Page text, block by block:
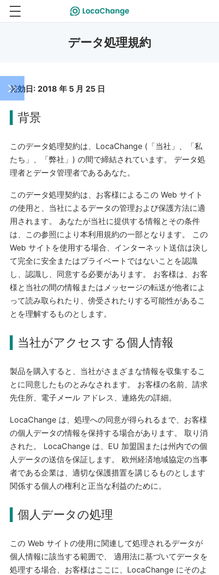
データ処理規約
発効日: 2018 年 5 月 25 日
背景
このデータ処理契約は、LocaChange (「当社」、「私
たち」、「弊社」) の間で締結されています。 データ処
理者とデータ管理者であるあなた。
このデータ処理契約は、お客様によるこの Web サイト
の使用と、当社によるデータの管理および保護方法に適
用されます。 あなたが当社に提供する情報とその条件
は、この参照により本利用規約の一部となります。 この
Web サイトを使用する場合、インターネット送信は決し
て完全に安全またはプライベートではないことを認識
し、認識し、同意する必要があります。 お客様は、お客
様と当社の間の情報またはメッセージの転送が他者によ
って読み取られたり、傍受されたりする可能性があるこ
とを理解するものとします。
当社がアクセスする個人情報
製品を購入すると、当社がさまざまな情報を収集するこ
とに同意したものとみなされます。 お客様の名前、請求
先住所、電子メール アドレス、連絡先の詳細。
LocaChange は、処理への同意が得られるまで、お客様
の個人データの情報を保持する場合があります。 取り消
された。 LocaChange は、EU 加盟国または州内での個
人データの送信を保証します。 欧州経済地域協定の当事
者である企業は、適切な保護措置を講じるものとします
関係する個人の権利と正当な利益のために。
個人データの処理
この Web サイトの使用に関連して処理されるデータが
個人情報に該当する範囲で、 適用法に基づいてデータを
処理する場合、お客様はここに、LocaChange にそのよ